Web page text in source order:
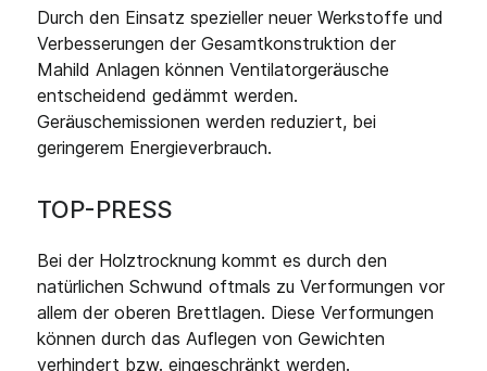
Durch den Einsatz spezieller neuer Werkstoffe und
Verbesserungen der Gesamtkonstruktion der
Mahild Anlagen können Ventilatorgeräusche
entscheidend gedämmt werden.
Geräuschemissionen werden reduziert, bei
geringerem Energieverbrauch.
TOP-PRESS
Bei der Holztrocknung kommt es durch den
natürlichen Schwund oftmals zu Verformungen vor
allem der oberen Brettlagen. Diese Verformungen
können durch das Auflegen von Gewichten
verhindert bzw. eingeschränkt werden.